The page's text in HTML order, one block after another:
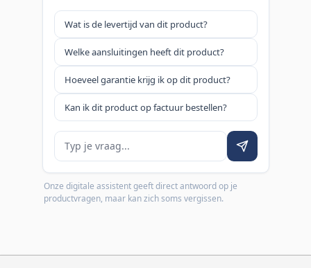
Wat is de levertijd van dit product?
Welke aansluitingen heeft dit product?
Hoeveel garantie krijg ik op dit product?
Kan ik dit product op factuur bestellen?
Je vraag
Onze digitale assistent geeft direct antwoord op je
productvragen, maar kan zich soms vergissen.